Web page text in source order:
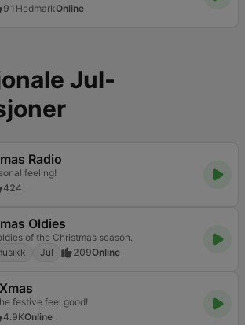
91 HedmarkOnline
Jul-
Radio
feeling!
424
Oldies
of the Christmas season.
Jul 209Online
festive feel good!
4.9KOnline